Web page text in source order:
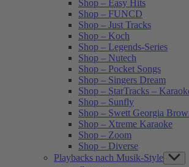
Shop – Easy Hits
Shop – FUNCD
Shop – Just Tracks
Shop – Koch
Shop – Legends-Series
Shop – Nutech
Shop – Pocket Songs
Shop – Singers Dream
Shop – StarTracks –
Shop – Sunfly
Shop – Swett Georgia
Shop – Xtreme Karaoke
Shop – Zoom
Shop – Diverse
Playbacks nach Musik-Style Show